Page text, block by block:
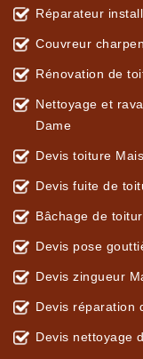
Réparateur
Couvreur
Rénovation de
Nettoyage et
Dame
Devis toiture
Devis fuite de
Bâchage de
Devis pose
Devis zingueur
Devis réparation
Devis nettoyage